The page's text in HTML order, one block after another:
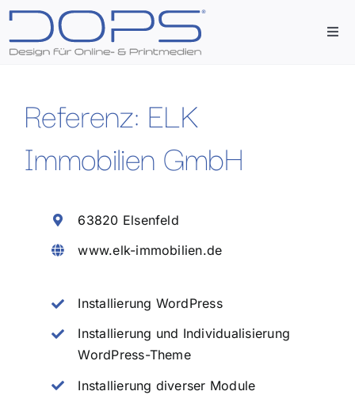
Zum
springen
Referenzen
Kontakt
Referenz: ELK
Immobilien GmbH
63820 Elsenfeld
www.elk-immobilien.de
Installierung WordPress
Installierung und Individualisierung
WordPress-Theme
Installierung diverser Module